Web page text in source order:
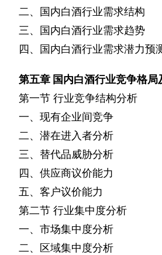
二、国内白酒行业需求结构
三、国内白酒行业需求趋势
四、国内白酒行业需求潜力预
第五章 国内白酒行业竞争格局
第一节 行业竞争结构分析
一、现有企业间竞争
二、潜在进入者分析
三、替代品威胁分析
四、供应商议价能力
五、客户议价能力
第二节 行业集中度分析
一、市场集中度分析
二、区域集中度分析